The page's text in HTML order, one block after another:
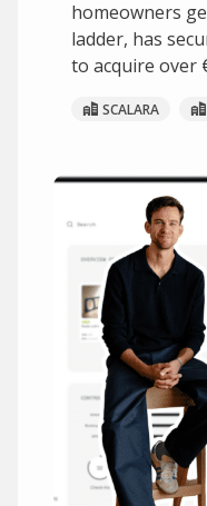
homeowners
ladder, has
to acquire over
SCALARA